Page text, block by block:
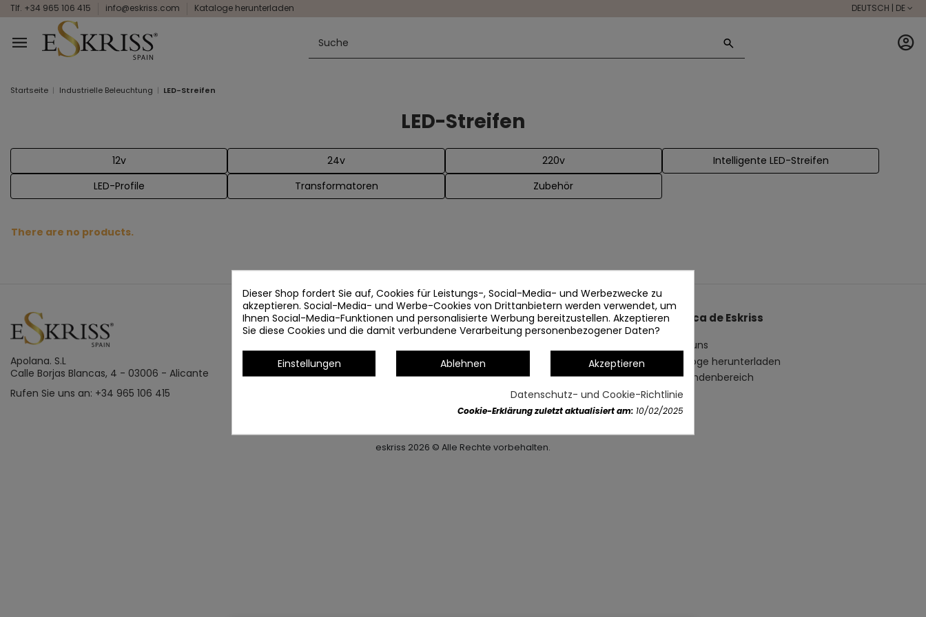
Tlf. +34 965 106 415 info@eskriss.com Kataloge herunterladen DEUTSCH | DE
Startseite Industrielle Beleuchtung LED-Streifen
LED-Streifen
12v 24v 220v
Intelligente LED-Streifen
LED-Profile
Transformatoren Zubehör
There are no products.
Apolana. S.L
Calle Borjas Blancas, 4 - 03006 - Alicante
Rufen Sie uns an: +34 965 106 415
Información
Geschäftsbedingungen
Datenschutzerklärung
Acerca de Eskriss
Über uns
Kataloge herunterladen
Ihr Kundenbereich
eskriss 2026 © Alle Rechte vorbehalten.
Dieser Shop fordert Sie auf, Cookies für Leistungs-, Social-Media- und Werbezwecke zu
akzeptieren. Social-Media- und Werbe-Cookies von Drittanbietern werden verwendet, um
Ihnen Social-Media-Funktionen und personalisierte Werbung bereitzustellen. Akzeptieren
Sie diese Cookies und die damit verbundene Verarbeitung personenbezogener Daten?
Einstellungen Ablehnen Akzeptieren
Datenschutz- und Cookie-Richtlinie
Cookie-Erklärung zuletzt aktualisiert am: 10/02/2025